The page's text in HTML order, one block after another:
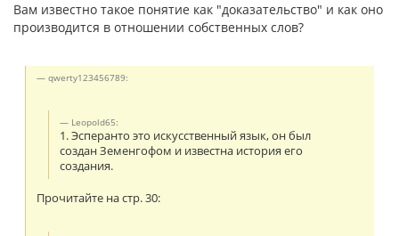
Вам известно такое понятие как "доказательство" и как оно
производится в отношении собственных слов?
qwerty123456789:
Leopold65:
1. Эсперанто это искусственный язык, он был
создан Земенгофом и известна история его
создания.
Прочитайте на стр. 30: